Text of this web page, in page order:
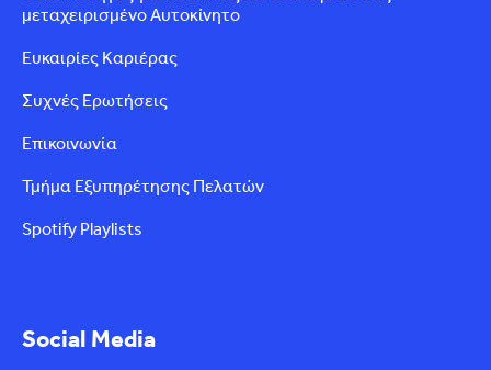
μεταχειρισμένο Αυτοκίνητο
Ευκαιρίες Καριέρας
Συχνές Ερωτήσεις
Επικοινωνία
Τμήμα Εξυπηρέτησης Πελατών
Spotify Playlists
Social Media